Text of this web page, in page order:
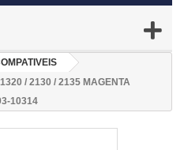
/ 2130 / 2135 MAGENTA
10314